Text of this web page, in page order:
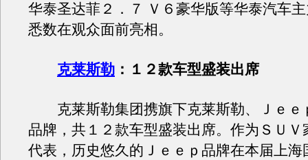
华泰圣达菲２．７ Ｖ６豪华版等华泰汽车
悉数在观众面前亮相。
克莱斯勒 ：１２款车型盛装出席
克莱斯勒集团携旗下克莱斯勒、Ｊｅｅ
品牌，共１２款车型盛装出席。作为ＳＵＶ
代表，历史悠久的Ｊｅｅｐ品牌在本届上海